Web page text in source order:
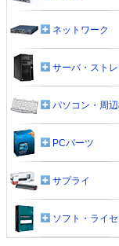
ネットワーク
サーバ・スト
パソコン・周
PCパーツ
サプライ
ソフト・ライ